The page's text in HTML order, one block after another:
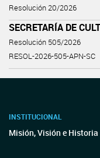
Resolución 20/2026
SECRETARÍA DE
Resolución 505/2026
RESOL-2026-505-APN-SC
INSTITUCIONAL
Misión, Visión e Historia